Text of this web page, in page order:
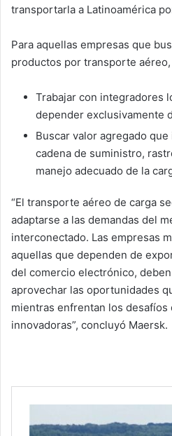
transportarla a Latinoamérica
Para aquellas empresas que
productos por transporte
Trabajar con integradores
depender exclusivamente
Buscar valor agregado
cadena de suministro,
manejo adecuado de la
“El transporte aéreo de carga
adaptarse a las demandas del
interconectado. Las empresas
aquellas que dependen de
del comercio electrónico,
aprovechar las oportunidades
mientras enfrentan los desafíos
innovadoras”, concluyó Maersk.